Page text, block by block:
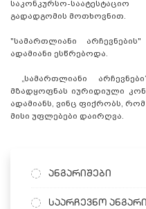
საკონკურსო-
გადადგომის მოთხოვნით.
"სამართლიანი
ადამიანი ესწრებოდა.
„სამართლიანი
მზადყოფნას იურიდიული
ადამიანს, ვინც ფიქრობს,
მისი უფლებები დაირღვა.
ანგარიშები
საარჩევნო